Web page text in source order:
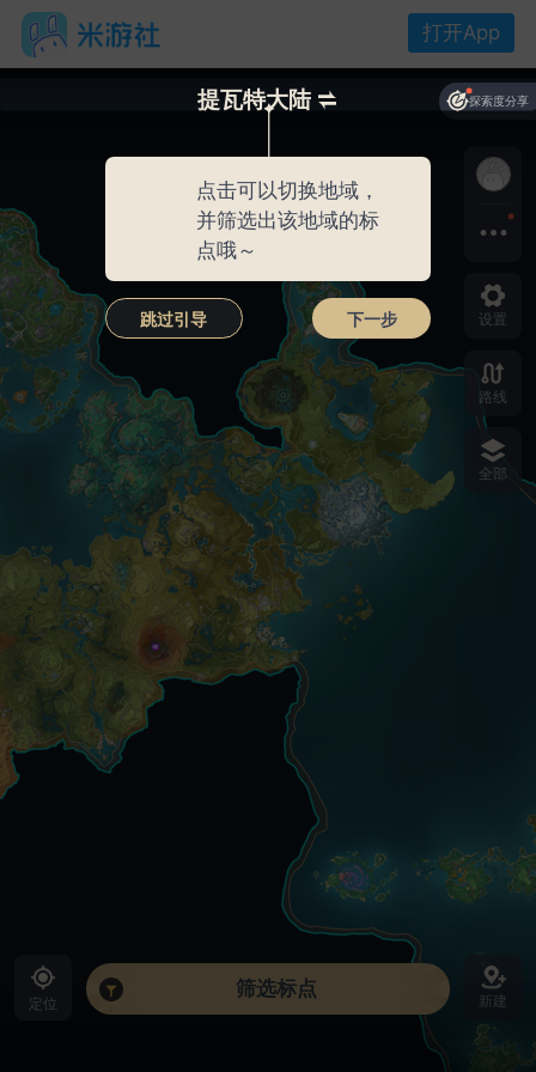
打开App
提瓦特大陆 探索度分享
筛选标点
定位
设置
路线
全部
新建
0/20
系列图标
0/20
点击可以切换地域，
并筛选出该地域的标
点哦～
跳过引导 下一步